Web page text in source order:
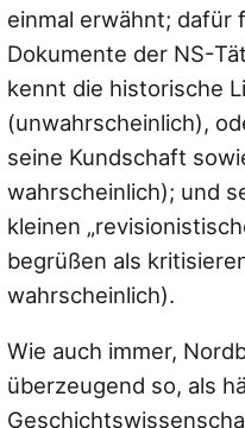
einmal erwähnt; dafür
Dokumente der NS-
kennt die historische
(unwahrscheinlich),
seine Kundschaft
wahrscheinlich); und
kleinen
begrüßen als
wahrscheinlich).
Wie auch immer,
überzeugend so, als